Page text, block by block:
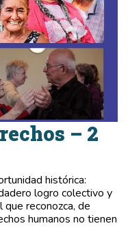
– 2
histórica:
logro colectivo y
reconozca, de
humanos no tienen